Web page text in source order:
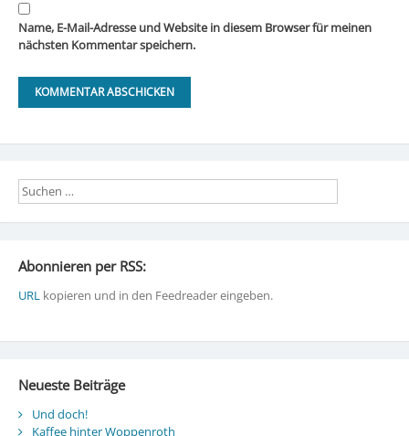
Name, E-Mail-Adresse und Website in diesem Browser für meinen
nächsten Kommentar speichern.
Abonnieren per RSS:
URLkopieren und in den Feedreader eingeben.
Neueste Beiträge
Und doch!
Kaffee hinter Woppenroth